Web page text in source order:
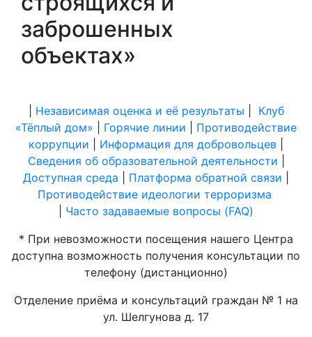
заброшенных
объектах»
Независимая оценка и её результаты
Клуб
«Тёплый дом»
Горячие линии
Противодействие
коррупции
Информация для добровольцев
Сведения об образовательной деятельности
Доступная среда
Платформа обратной связи
Противодействие идеологии терроризма
Часто задаваемые вопросы (FAQ)
* При невозможности посещения нашего Центра
доступна возможность получения консультации по
телефону (дистанционно)
Отделение приёма и консультаций граждан № 1 на
ул. Шелгунова д. 17